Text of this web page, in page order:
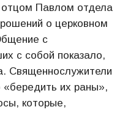
отцом Павлом отдела
о церковном
с
с собой показало,
Священнослужители
их раны»,
которые,